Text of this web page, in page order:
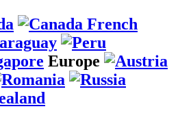
Europe